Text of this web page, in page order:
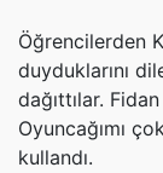
Öğrencilerden
duyduklarını
dağıttılar.
Oyuncağımı
kullandı.